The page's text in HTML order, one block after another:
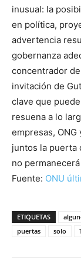
inusual: la
en política,
advertencia
gobernanza
concentrador
invitación de
clave que
resuena a lo
empresas,
juntos la puerta
no
Fuente: ONU
ETIQUETAS
puertas
solo